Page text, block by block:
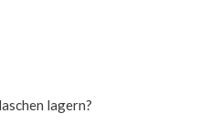
lagern?